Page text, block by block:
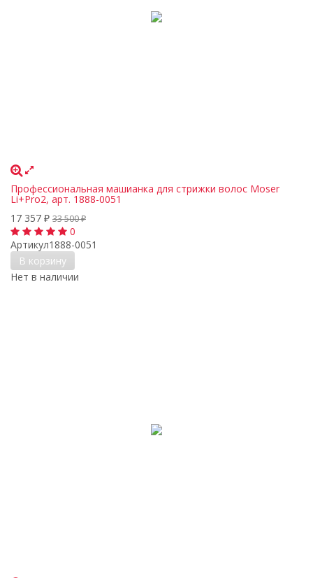
Профессиональная машиaнка для стрижки волос Moser
Li+Pro2, арт. 1888-0051
17 357 ₽ 33 500₽
0
Артикул1888-0051
В корзину
Нет в наличии